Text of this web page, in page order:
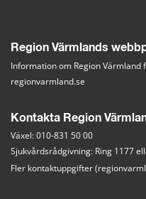
Region Värmlands
Information om Region Värmland
regionvarmland.se
Kontakta Region
Växel: 010-831 50 00
Sjukvårdsrådgivning: Ring 1177
Fler kontaktuppgifter